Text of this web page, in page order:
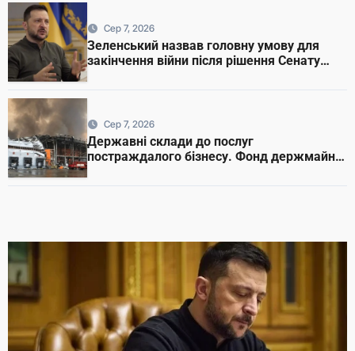
Сер 7, 2026
Зеленський назвав головну умову для
закінчення війни після рішення Сенату
США
Сер 7, 2026
Державні склади до послуг
постраждалого бізнесу. Фонд держмайна
отримав завдання від прем’єра